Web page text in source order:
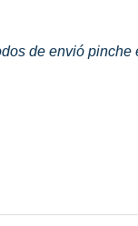
de envió